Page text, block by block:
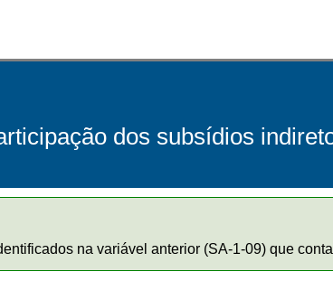
dos subsídios
na variável anterior (SA-1-09) que